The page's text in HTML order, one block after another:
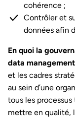
cohérence ;
Contrôler et
données afin
En quoi la
data
et les cadres
au sein d’une
tous les
mettre en qualité,